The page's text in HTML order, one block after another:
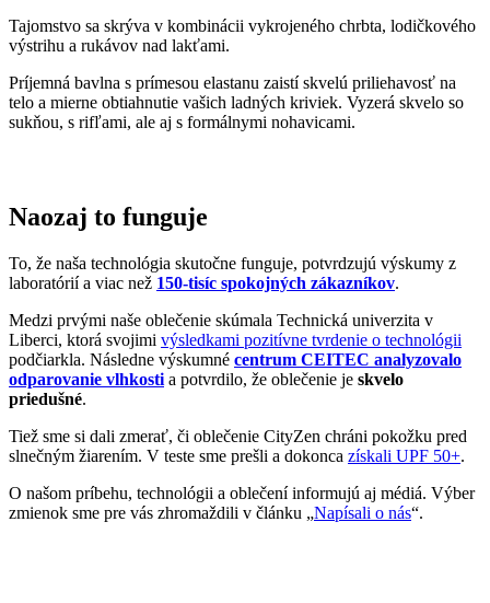
Tajomstvo sa skrýva v kombinácii vykrojeného chrbta, lodičkového
výstrihu a rukávov nad lakťami.
Príjemná bavlna s prímesou elastanu zaistí skvelú priliehavosť na
telo a mierne obtiahnutie vašich ladných kriviek. Vyzerá skvelo so
sukňou, s rifľami, ale aj s formálnymi nohavicami.
Naozaj to funguje
To, že naša technológia skutočne funguje, potvrdzujú výskumy z
laboratórií a viac než 150-tisíc spokojných zákazníkov.
Medzi prvými naše oblečenie skúmala Technická univerzita v
Liberci, ktorá svojimi výsledkami pozitívne tvrdenie o technológii
podčiarkla. Následne výskumné centrum CEITEC analyzovalo
odparovanie vlhkosti a potvrdilo, že oblečenie je skvelo
priedušné.
Tiež sme si dali zmerať, či oblečenie CityZen chráni pokožku pred
slnečným žiarením. V teste sme prešli a dokonca získali UPF 50+.
O našom príbehu, technológii a oblečení informujú aj médiá. Výber
zmienok sme pre vás zhromaždili v článku „Napísali o nás“.